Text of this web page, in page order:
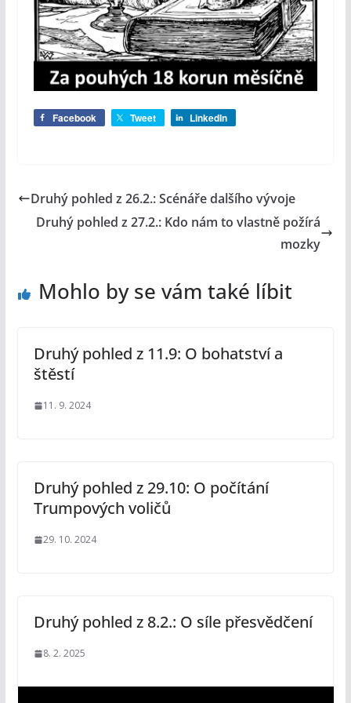
Facebook Tweet LinkedIn
Druhý pohled z 26.2.: Scénáře dalšího vývoje
Druhý pohled z 27.2.: Kdo nám to vlastně požírá
mozky
Mohlo by se vám také líbit
Druhý pohled z 11.9: O bohatství a
štěstí
11. 9. 2024
Druhý pohled z 29.10: O počítání
Trumpových voličů
29. 10. 2024
Druhý pohled z 8.2.: O síle přesvědčení
8. 2. 2025